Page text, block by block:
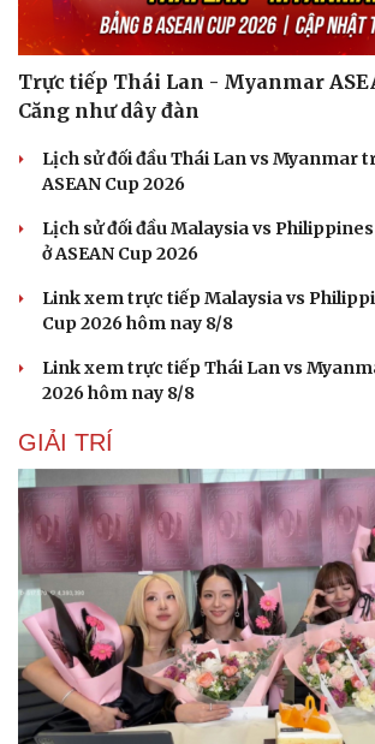
Trực tiếp Thái Lan - Myanmar
Căng như dây đàn
Lịch sử đối đầu Thái Lan vs Myanmar
ASEAN Cup 2026
Lịch sử đối đầu Malaysia vs
ở ASEAN Cup 2026
Link xem trực tiếp Malaysia vs
Cup 2026 hôm nay 8/8
Link xem trực tiếp Thái Lan vs
2026 hôm nay 8/8
GIẢI TRÍ